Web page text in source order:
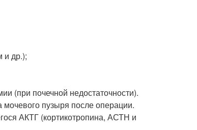
и др.);
(при почечной недостаточности).
пузыря после операции.
АКТГ (кортикотропина, АСТН и